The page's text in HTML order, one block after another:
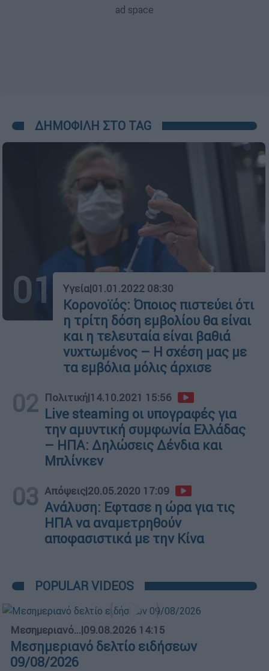
ΔΗΜΟΦΙΛΗ ΣΤΟ TAG
01 Υγεία|01.01.2022 08:30
Κορονοϊός: Όποιος πιστεύει ότι
η τρίτη δόση εμβολίου θα είναι
και η τελευταία είναι βαθιά
νυχτωμένος – Η σχέση μας με
τα εμβόλια μόλις άρχισε
02 Πολιτική|14.10.2021 15:56
Live steaming οι υπογραφές για
την αμυντική συμφωνία Ελλάδας
– ΗΠΑ: Δηλώσεις Δένδια και
Μπλίνκεν
03 Απόψεις|20.05.2020 17:09
Ανάλυση: Εφτασε η ώρα για τις
ΗΠΑ να αναμετρηθούν
αποφασιστικά με την Κίνα
POPULAR VIDEOS
Μεσημεριανό...|09.08.2026 14:15
Μεσημεριανό δελτίο ειδήσεων
09/08/2026